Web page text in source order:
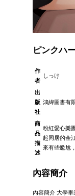
ピンクハ
作
者
しっけ
出
版
社
鴻緯圖書有
商
品
描
述
粉紅愛心樂
起同居的金
來有些尷尬
內容簡介
內容簡介 大學